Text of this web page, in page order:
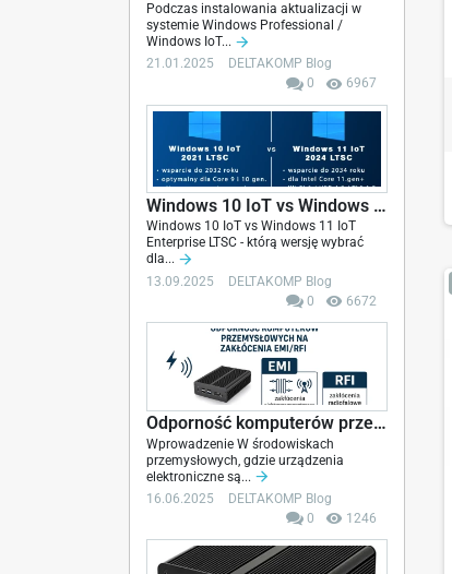
Podczas instalowania aktualizacji w
systemie Windows Professional /
Windows IoT...
21.01.2025
DELTAKOMP Blog
6967
0
Windows 10 IoT vs Windows 11 IoT Enterprise...
Windows 10 IoT vs Windows 11 IoT
Enterprise LTSC - którą wersję wybrać
dla...
13.09.2025
DELTAKOMP Blog
6672
0
Odporność komputerów przemysłowych na EMI/RFI –...
Wprowadzenie W środowiskach
przemysłowych, gdzie urządzenia
elektroniczne są...
16.06.2025
DELTAKOMP Blog
1246
0